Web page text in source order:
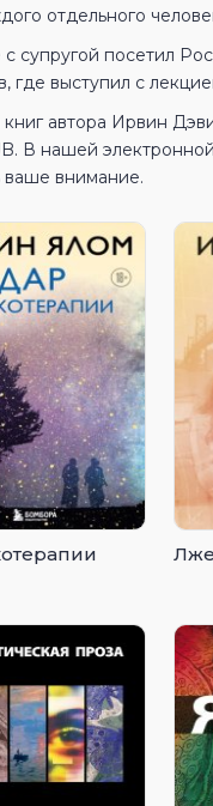
отдельного
супругой посетил
где выступил с
книг автора Ирвин
В нашей
ваше внимание.